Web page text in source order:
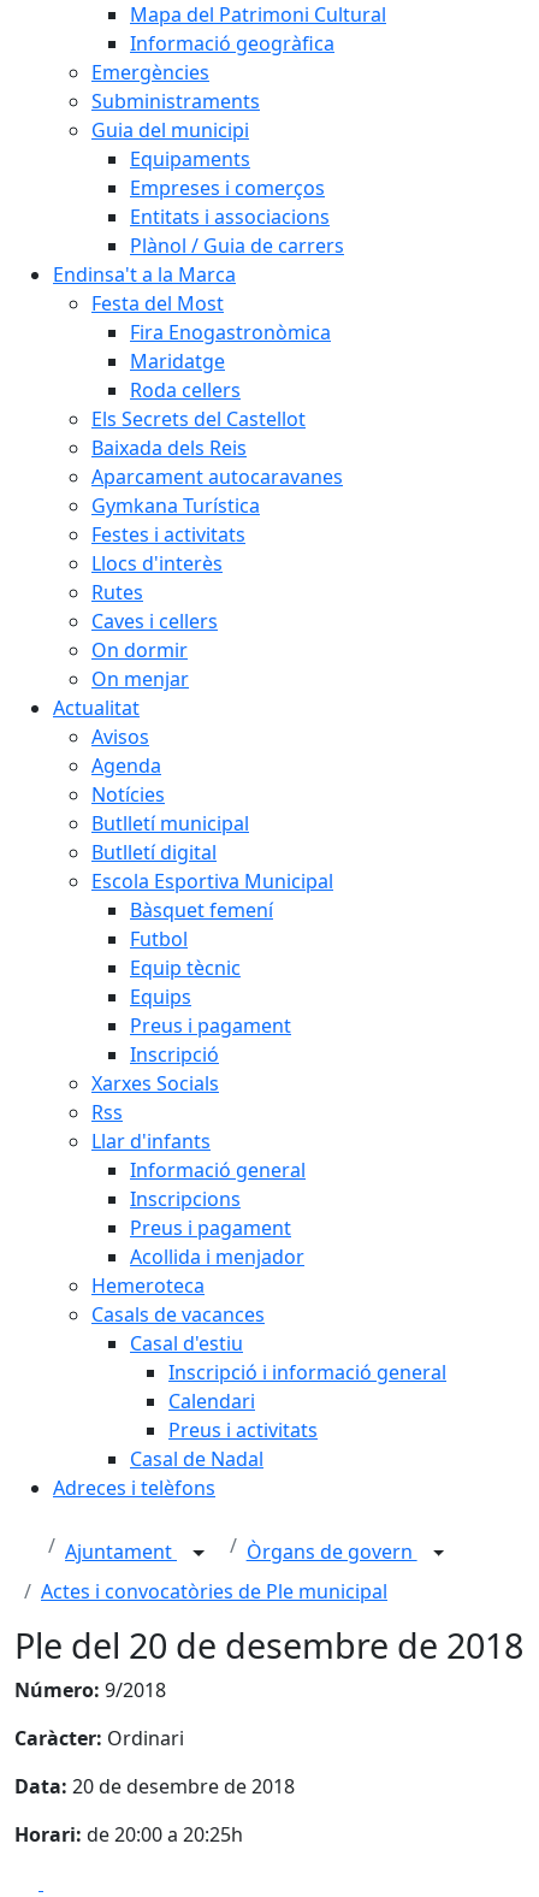
Mapa del Patrimoni Cultural
Informació geogràfica
Emergències
Subministraments
Guia del municipi
Equipaments
Empreses i comerços
Entitats i associacions
Plànol / Guia de carrers
Endinsa't a la Marca
Festa del Most
Fira Enogastronòmica
Maridatge
Roda cellers
Els Secrets del Castellot
Baixada dels Reis
Aparcament autocaravanes
Gymkana Turística
Festes i activitats
Llocs d'interès
Rutes
Caves i cellers
On dormir
On menjar
Actualitat
Avisos
Agenda
Notícies
Butlletí municipal
Butlletí digital
Escola Esportiva Municipal
Bàsquet femení
Futbol
Equip tècnic
Equips
Preus i pagament
Inscripció
Xarxes Socials
Rss
Llar d'infants
Informació general
Inscripcions
Preus i pagament
Acollida i menjador
Hemeroteca
Casals de vacances
Casal d'estiu
Inscripció i informació general
Calendari
Preus i activitats
Casal de Nadal
Adreces i telèfons
Ajuntament
Òrgans de govern
Actes i convocatòries de Ple municipal
Ple del 20 de desembre de 2018
Número: 9/2018
Caràcter: Ordinari
Data: 20 de desembre de 2018
Horari: de 20:00 a 20:25h